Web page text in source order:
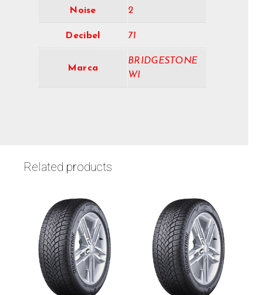
Noise 2
Decibel 71
Marca
BRIDGESTONE
WI
Related products